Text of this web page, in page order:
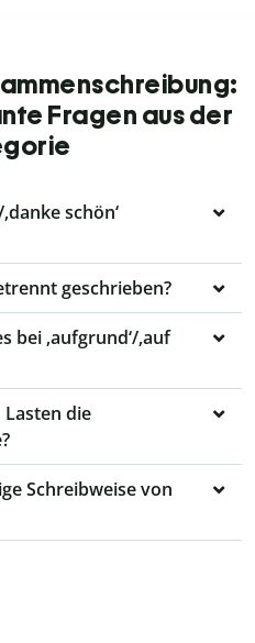
Fragen aus der
schön‘
geschrieben?
bei ‚aufgrund‘/‚auf
die
Schreibweise von